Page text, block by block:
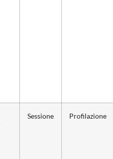
Sessione Profilazione